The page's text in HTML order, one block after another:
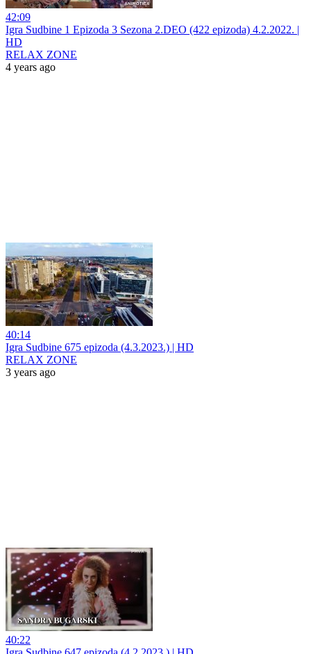
42:09
Igra Sudbine 1 Epizoda 3 Sezona 2.DEO (422 epizoda) 4.2.2022. |
HD
RELAX ZONE
4 years ago
40:14
Igra Sudbine 675 epizoda (4.3.2023.) | HD
RELAX ZONE
3 years ago
40:22